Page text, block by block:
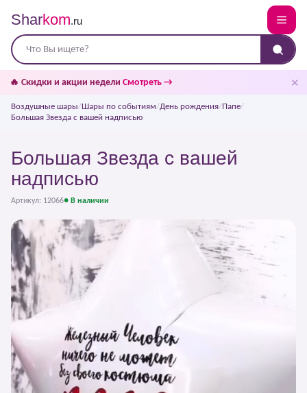
Sharkom.ru
🔥 Скидки и акции недели Смотреть → ✕
Воздушные шары/Шары по событиям/День рождения/Папе/
Большая Звезда с вашей надписью
Большая Звезда с вашей
надписью
Артикул: 12066● В наличии